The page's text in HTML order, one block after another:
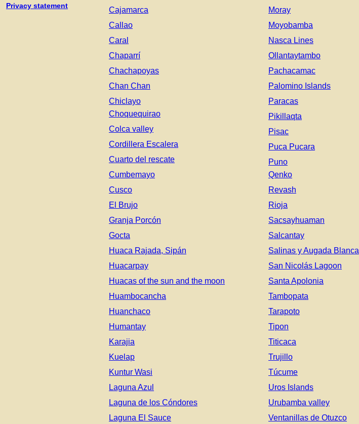
Cajamarca
Callao
Caral
Chaparrí
Chachapoyas
Chan Chan
Chiclayo
Choquequirao
Colca valley
Cordillera Escalera
Cuarto del rescate
Cumbemayo
Cusco
El Brujo
Granja Porcón
Gocta
Huaca Rajada, Sipán
Huacarpay
Huacas of the sun and the moon
Huambocancha
Huanchaco
Humantay
Karajia
Kuelap
Kuntur Wasi
Laguna Azul
Laguna de los Cóndores
Laguna El Sauce
Moray
Moyobamba
Nasca Lines
Ollantaytambo
Pachacamac
Palomino Islands
Paracas
Pikillaqta
Pisac
Puca Pucara
Puno
Qenko
Revash
Rioja
Sacsayhuaman
Salcantay
Salinas y Augada Blanca
San Nicolás Lagoon
Santa Apolonia
Tambopata
Tarapoto
Tipon
Titicaca
Trujillo
Túcume
Uros Islands
Urubamba valley
Ventanillas de Otuzco
Privacy statement